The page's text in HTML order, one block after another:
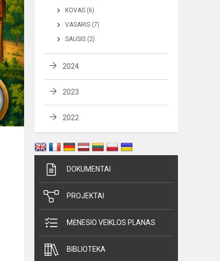
KOVAS (6)
VASARIS (7)
SAUSIS (2)
2024
2023
2022
DOKUMENTAI
PROJEKTAI
MĖNESIO VEIKLOS PLANAS
BIBLIOTEKA